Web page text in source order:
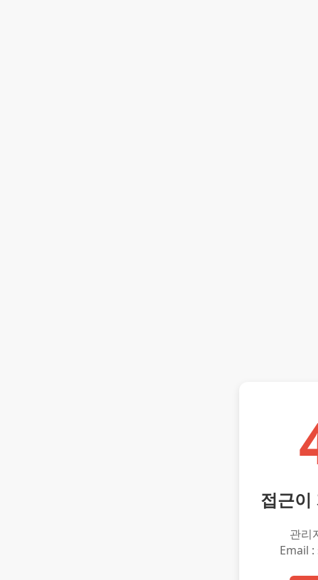
접근이
관리
Email